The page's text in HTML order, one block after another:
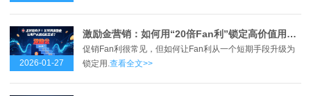
2026-01-27
激励金营销：如何用“20倍Fan利”锁定高价值用户？
促销Fan利很常见，但如何让Fan利从一个短期手段升级为
锁定用.查看全文>>